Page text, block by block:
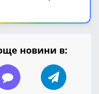
новини в: